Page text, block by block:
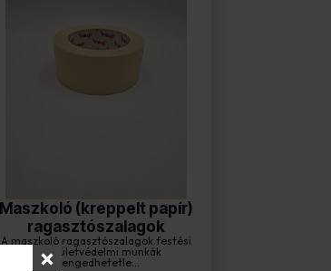
Maszkoló (kreppelt papír)
ragasztószalagok
A maszkoló ragasztószalagok festési
és felületvédelmi munkák
elengedhetetle...